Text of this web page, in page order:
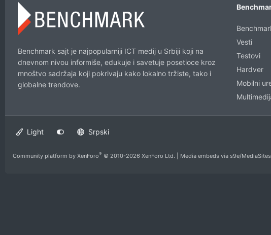
Benchmark sajt je najpopularniji ICT medij u Srbiji koji na
dnevnom nivou informiše, edukuje i savetuje posetioce kroz
mnoštvo sadržaja koji pokrivaju kako lokalno tržiste, tako i
globalne trendove.
Vesti
Testovi
Hardver
Mobilni
Light Srpski
Community platform by XenForo® © 2010-2026 XenForo Ltd. Media embeds via s9e/MediaSites